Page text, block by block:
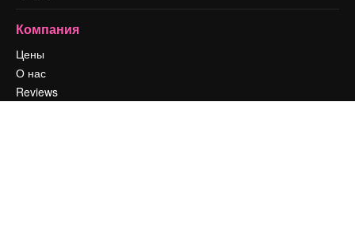
Компания
Цены
О нас
Reviews